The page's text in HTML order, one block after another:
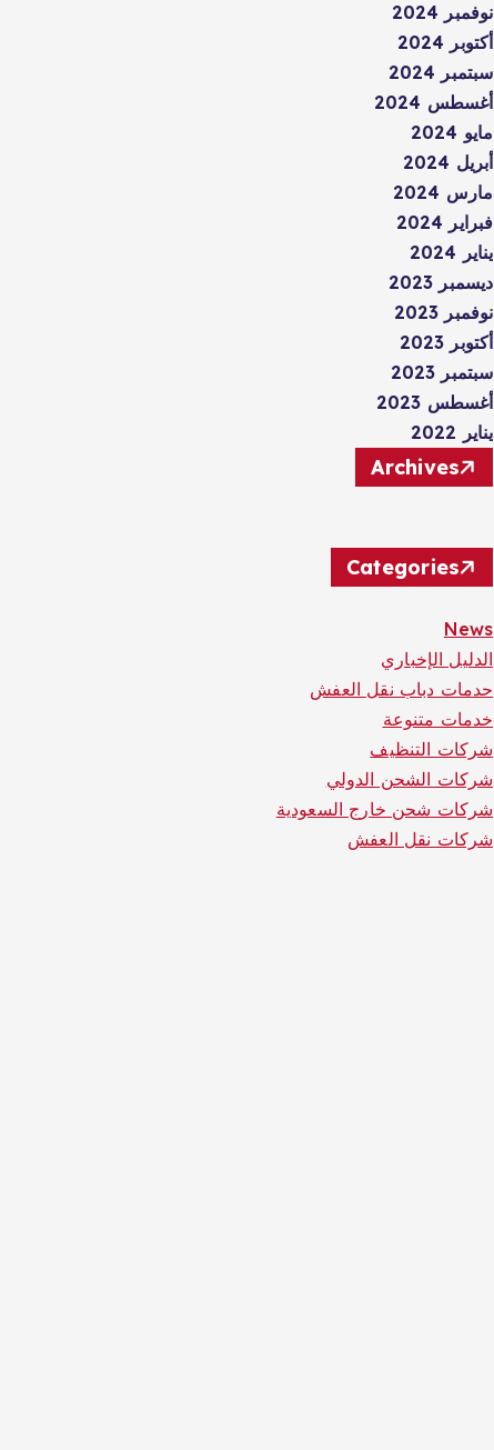
نوفمبر 2024
أكتوبر 2024
سبتمبر 2024
أغسطس 2024
مايو 2024
أبريل 2024
مارس 2024
فبراير 2024
يناير 2024
ديسمبر 2023
نوفمبر 2023
أكتوبر 2023
سبتمبر 2023
أغسطس 2023
يناير 2022
Archives
Categories
News
الدليل الإخباري
حدمات دباب نقل العفش
خدمات متنوعة
شركات التنظيف
شركات الشحن الدولي
شركات شحن خارج السعودية
شركات نقل العفش